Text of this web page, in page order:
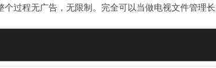
过程无广告，无限制。完全可以当做电视文件管理长